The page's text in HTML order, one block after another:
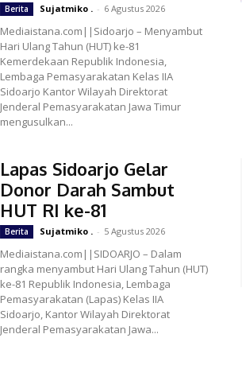
Berita Sujatmiko . - 6 Agustus 2026
Mediaistana.com||Sidoarjo – Menyambut
Hari Ulang Tahun (HUT) ke-81
Kemerdekaan Republik Indonesia,
Lembaga Pemasyarakatan Kelas IIA
Sidoarjo Kantor Wilayah Direktorat
Jenderal Pemasyarakatan Jawa Timur
mengusulkan...
Lapas Sidoarjo Gelar
Donor Darah Sambut
HUT RI ke-81
Berita Sujatmiko . - 5 Agustus 2026
Mediaistana.com||SIDOARJO – Dalam
rangka menyambut Hari Ulang Tahun (HUT)
ke-81 Republik Indonesia, Lembaga
Pemasyarakatan (Lapas) Kelas IIA
Sidoarjo, Kantor Wilayah Direktorat
Jenderal Pemasyarakatan Jawa...